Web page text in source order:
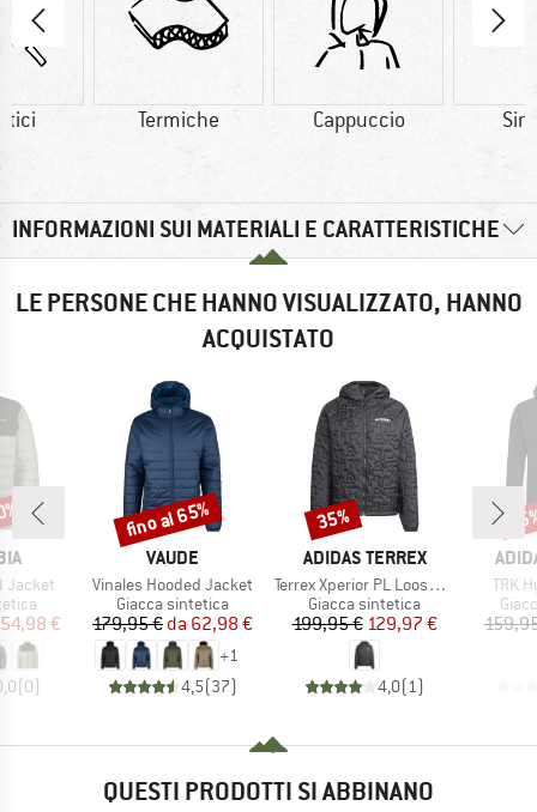
Termiche Cappuccio
INFORMAZIONI SUI MATERIALI E CARATTERISTICHE
LE PERSONE CHE HANNO VISUALIZZATO, HANNO
ACQUISTATO
Jacket
ridotto
54,98 €
(0)
MARCHIO
VAUDE
Articolo
Vinales Hooded Jacket
Gruppo di prodotti
Giacca sintetica
Prezzo
179,95 € Prezzo ridotto
da 62,98 €
+1
4,5(37)
Sconto
fino al 65%
MARCHIO
ADIDAS TERREX
Articolo
Terrex Xperior PL Loose Fill Insul. Hooded
Gruppo di prodotti
Giacca sintetica
Prezzo
199,95 €Prezzo ridotto
129,97 €
4,0( 1)
Sconto
35%
TRK
QUESTI PRODOTTI SI ABBINANO